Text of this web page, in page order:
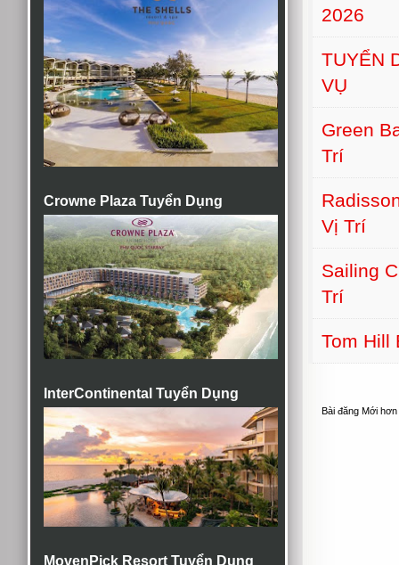
Crowne Plaza Tuyển Dụng
InterContinental Tuyển Dụng
MovenPick Resort Tuyển Dụng
2026
TUYỂN
VỤ
Green
Trí
Vị Trí
Sailing
Trí
Tom Hill
Bài đăng Mới hơn